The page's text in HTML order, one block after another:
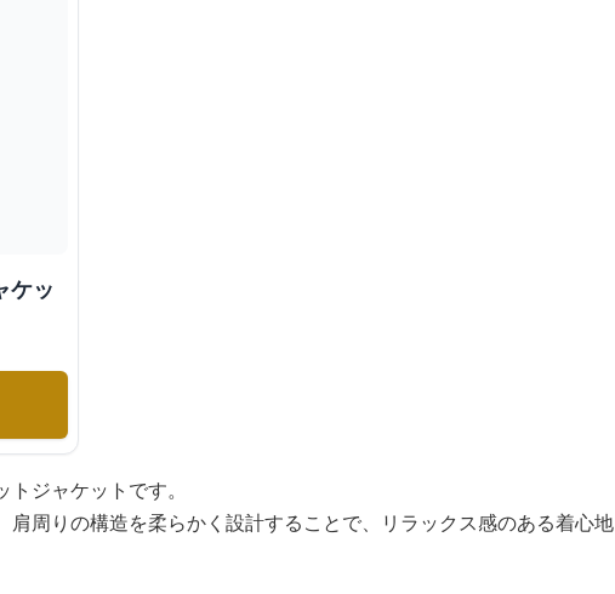
ケッ
ジャケットです。
周りの構造を柔らかく設計することで、リラックス感のある着心地